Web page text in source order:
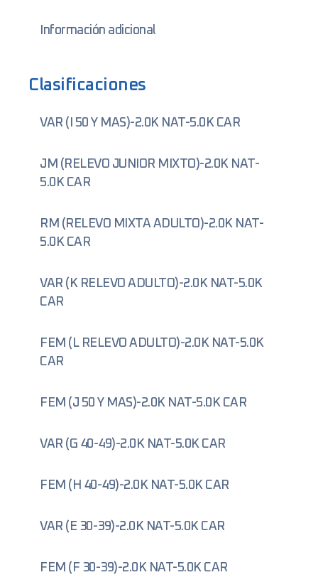
Información adicional
Clasificaciones
VAR (I 50 Y MAS)-2.0K NAT-5.0K CAR
JM (RELEVO JUNIOR MIXTO)-2.0K NAT-
5.0K CAR
RM (RELEVO MIXTA ADULTO)-2.0K NAT-
5.0K CAR
VAR (K RELEVO ADULTO)-2.0K NAT-5.0K
CAR
FEM (L RELEVO ADULTO)-2.0K NAT-5.0K
CAR
FEM (J 50 Y MAS)-2.0K NAT-5.0K CAR
VAR (G 40-49)-2.0K NAT-5.0K CAR
FEM (H 40-49)-2.0K NAT-5.0K CAR
VAR (E 30-39)-2.0K NAT-5.0K CAR
FEM (F 30-39)-2.0K NAT-5.0K CAR